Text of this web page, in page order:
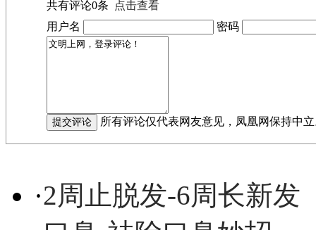
共有评论0条
点击查看
用户名
密码
所有评论仅代表网友意见，凤凰网保持中
·2周止脱发-6周长新发